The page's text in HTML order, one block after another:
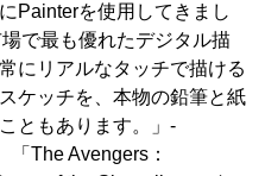
Painterを使用してきまし
で最も優れたデジタル描
にリアルなタッチで描ける
ケッチを、本物の鉛筆と紙
ともあります。」-
「The Avengers：